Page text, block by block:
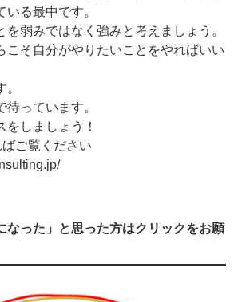
いる最中です。
を弱みではなく強みと考えましょう。
こそ自分がやりたいことをやればいい
っています。
しましょう！
ご覧ください
なった」と思った方はクリックをお願